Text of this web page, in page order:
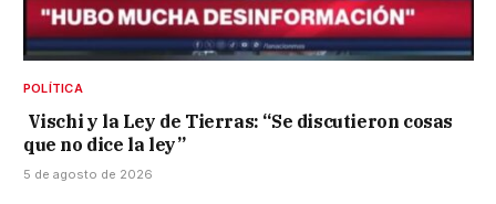
POLÍTICA
Vischi y la Ley de Tierras: “Se discutieron cosas
que no dice la ley”
5 de agosto de 2026